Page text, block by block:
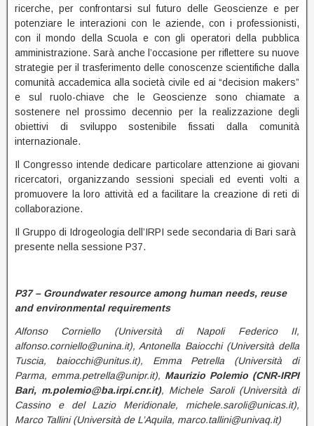
ricerche, per confrontarsi sul futuro delle Geoscienze e per
potenziare le interazioni con le aziende, con i professionisti,
con il mondo della Scuola e con gli operatori della pubblica
amministrazione. Sarà anche l’occasione per riflettere su nuove
strategie per il trasferimento delle conoscenze scientifiche dalla
comunità accademica alla società civile ed ai “decision makers”
e sul ruolo-chiave che le Geoscienze sono chiamate a
sostenere nel prossimo decennio per la realizzazione degli
obiettivi di sviluppo sostenibile fissati dalla comunità
internazionale.
Il Congresso intende dedicare particolare attenzione ai giovani
ricercatori, organizzando sessioni speciali ed eventi volti a
promuovere la loro attività ed a facilitare la creazione di reti di
collaborazione.
Il Gruppo di Idrogeologia dell’IRPI sede secondaria di Bari sarà
presente nella sessione P37.
P37 – Groundwater resource among human needs, reuse
and environmental requirements
Alfonso Corniello (Università di Napoli Federico II,
alfonso.corniello@unina.it), Antonella Baiocchi (Università della
Tuscia, baiocchi@unitus.it), Emma Petrella (Università di
Parma, emma.petrella@unipr.it), Maurizio Polemio (CNR-IRPI
Bari, m.polemio@ba.irpi.cnr.it), Michele Saroli (Università di
Cassino e del Lazio Meridionale, michele.saroli@unicas.it),
Marco Tallini (Università de L’Aquila, marco.tallini@univaq.it)